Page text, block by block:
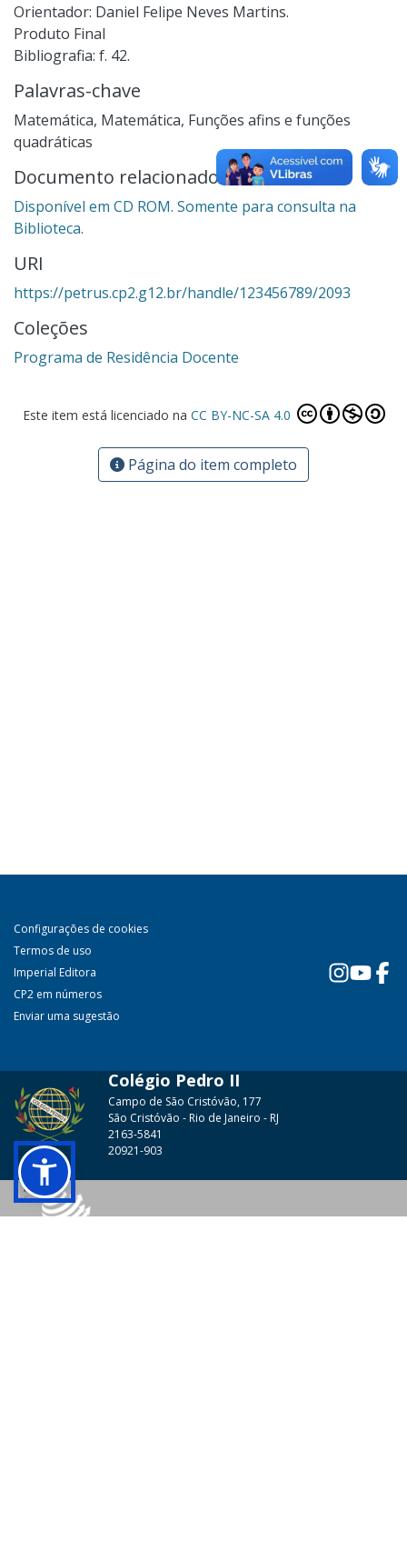
Orientador: Daniel Felipe Neves Martins.
Produto Final
Bibliografia: f. 42.
Palavras-chave
Matemática, Matemática, Funções afins e funções
quadráticas
Documento relacionado
Disponível em CD ROM. Somente para consulta na
Biblioteca.
URI
https://petrus.cp2.g12.br/handle/123456789/2093
Coleções
Programa de Residência Docente
Este item está licenciado na CC BY-NC-SA 4.0
Página do item completo
Configurações de cookies
Termos de uso
Imperial Editora
CP2 em números
Enviar uma sugestão
Colégio Pedro II
Campo de São Cristóvão, 177
São Cristóvão - Rio de Janeiro - RJ
2163-5841
20921-903